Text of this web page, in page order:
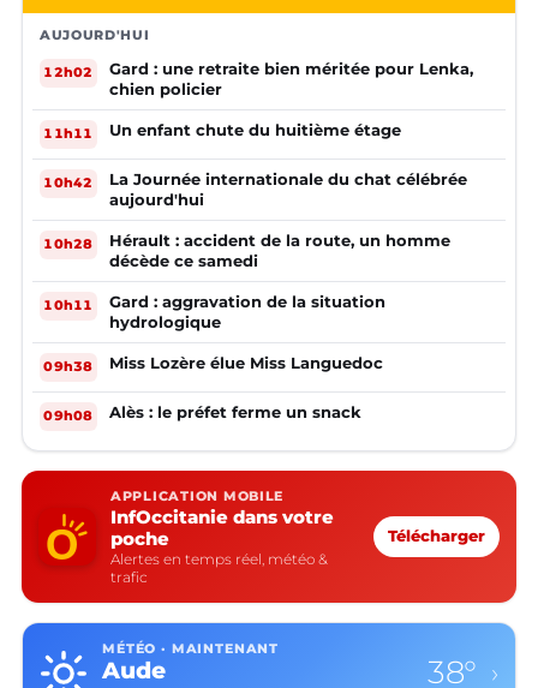
AUJOURD'HUI
12h02
Gard : une retraite bien méritée pour Lenka,
chien policier
11h11 Un enfant chute du huitième étage
10h42
La Journée internationale du chat célébrée
aujourd'hui
10h28
Hérault : accident de la route, un homme
décède ce samedi
10h11
Gard : aggravation de la situation
hydrologique
09h38 Miss Lozère élue Miss Languedoc
09h08 Alès : le préfet ferme un snack
APPLICATION MOBILE
InfOccitanie dans votre
poche
Alertes en temps réel, météo &
trafic
Télécharger
MÉTÉO · MAINTENANT
Aude 38° ›